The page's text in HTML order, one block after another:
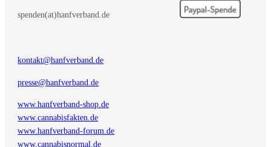
spenden(at)hanfverband.de
kontakt@hanfverband.de
presse@hanfverband.de
www.hanfverband-shop.de
www.cannabisfakten.de
www.hanfverband-forum.de
www.cannabisnormal.de